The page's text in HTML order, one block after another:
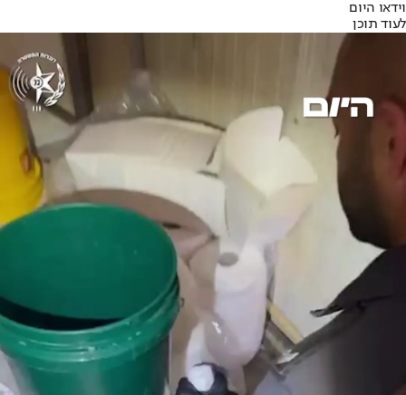
וידאו היום
לעוד תוכן